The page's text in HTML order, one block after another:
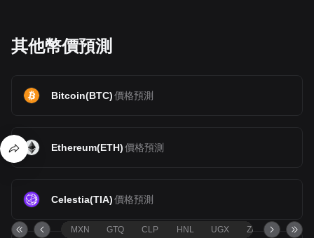
其他幣價預測
Bitcoin(BTC)價格預測
Ethereum(ETH)價格預測
Celestia(TIA)價格預測
MXN GTQ CLP HNL UGX ZAR TND